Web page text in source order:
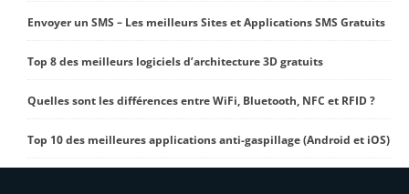
Envoyer un SMS – Les meilleurs Sites et Applications SMS Gratuits
Top 8 des meilleurs logiciels d’architecture 3D gratuits
Quelles sont les différences entre WiFi, Bluetooth, NFC et RFID ?
Top 10 des meilleures applications anti-gaspillage (Android et iOS)